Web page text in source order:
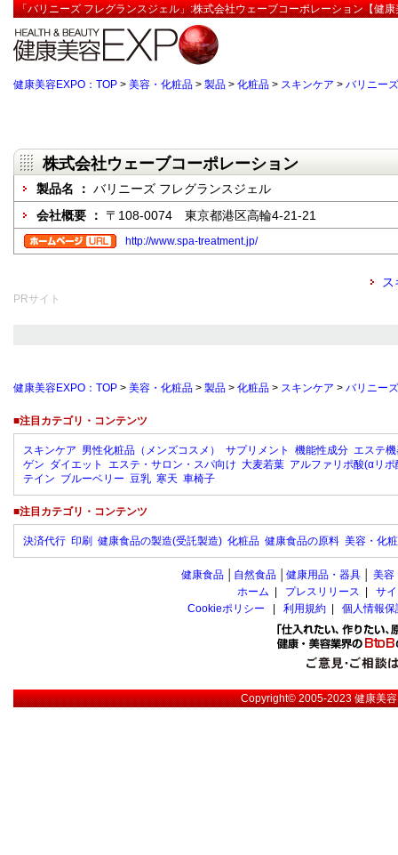
「バリニーズ フレグランスジェル」:株式会社ウェーブコーポレーション【健
健康美容EXPO：TOP > 美容・化粧品 > 製品 > 化粧品 > スキンケア > バリニー
株式会社ウェーブコーポレーション
製品名 ： バリニーズ フレグランスジェル
会社概要 ： 〒108-0074 東京都港区高輪4-21-21
http://www.spa-treatment.jp/
PRサイト
健康美容EXPO：TOP > 美容・化粧品 > 製品 > 化粧品 > スキンケア > バリニー
■注目カテゴリ・コンテンツ
スキンケア 男性化粧品（メンズコスメ） サプリメント 機能性成分 エステ
ゲン ダイエット エステ・サロン・スパ向け 大麦若葉 アルファリポ酸(αリポ
テイン ブルーベリー 豆乳 寒天 車椅子
■注目カテゴリ・コンテンツ
決済代行 印刷 健康食品の製造(受託製造) 化粧品 健康食品の原料 美容・化
健康食品 自然食品 健康用品・器具 美容
ホーム
プレスリリース
サ
Cookieポリシー
利用規約 個人情報
Copyright© 2005-2023健康美